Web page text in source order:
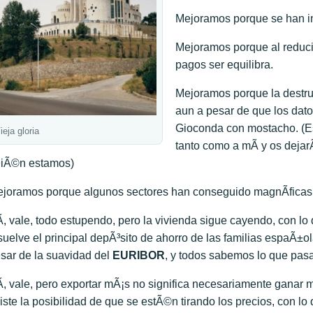
gloria
Mejoramos porque se han
Mejoramos porque al
pagos ser equilibra.
Mejoramos porque la
aun a pesar de que los
Gioconda con mostacho.
tanto como a mÃ­ y os
estamos)
porque algunos sectores han conseguido
vale, todo estupendo, pero la vivienda sigue cayendo, con lo
el principal depÃ³sito de ahorro de las familias
de la suavidad del
EURIBOR, y todos sabemos lo que
vale, pero exportar mÃ¡s no significa necesariamente ganar
la posibilidad de que se estÃ©n tirando los precios, con lo